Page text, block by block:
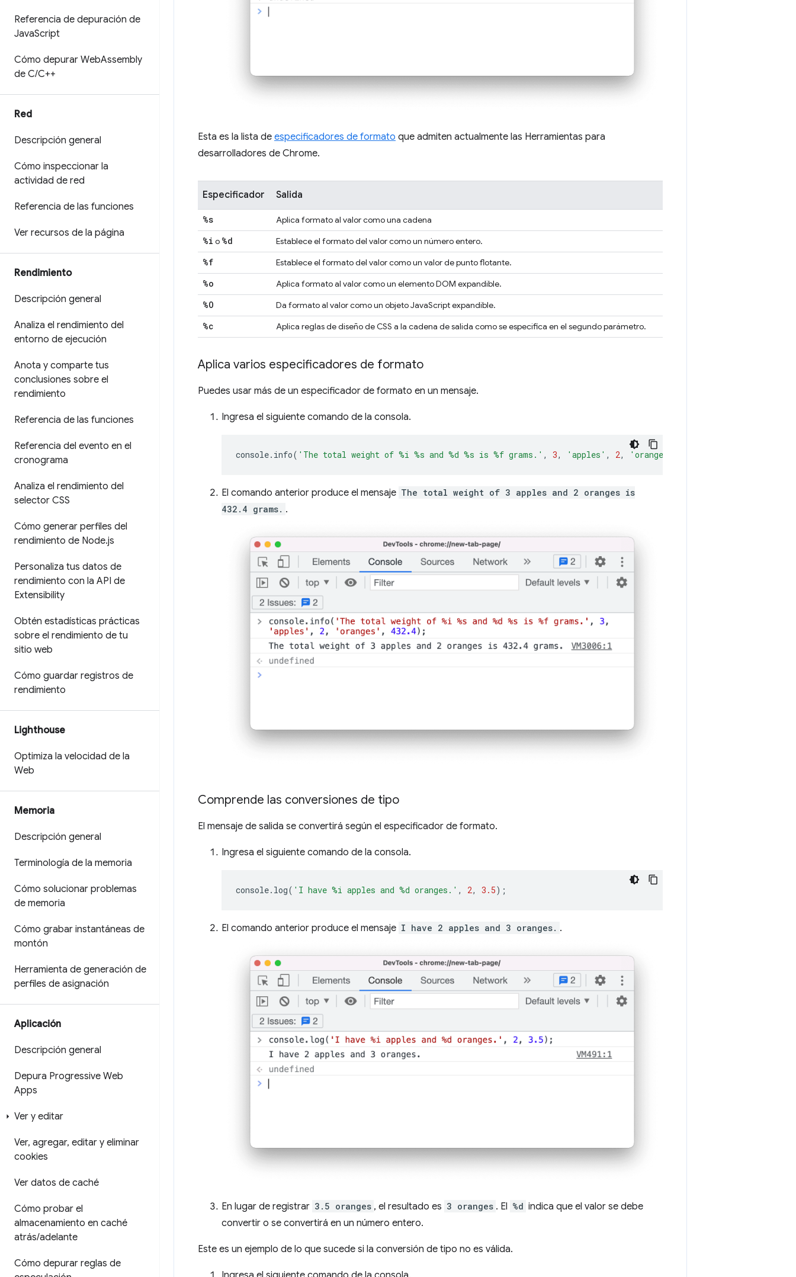
Referencia de depuración de
JavaScript
Cómo depurar WebAssembly
de C/C++
Red
Descripción general
Cómo inspeccionar la
actividad de red
Referencia de las funciones
Ver recursos de la página
Rendimiento
Descripción general
Analiza el rendimiento del
entorno de ejecución
Anota y comparte tus
conclusiones sobre el
rendimiento
Referencia de las funciones
Referencia del evento en el
cronograma
Analiza el rendimiento del
selector CSS
Cómo generar perfiles del
rendimiento de Node.js
Personaliza tus datos de
rendimiento con la API de
Extensibility
Obtén estadísticas prácticas
sobre el rendimiento de tu
sitio web
Cómo guardar registros de
rendimiento
Lighthouse
Optimiza la velocidad de la
Web
Memoria
Descripción general
Terminología de la memoria
Cómo solucionar problemas
de memoria
Cómo grabar instantáneas de
montón
Herramienta de generación de
perfiles de asignación
Aplicación
Descripción general
Depura Progressive Web
Apps
Ver y editar
Ver, agregar, editar y eliminar
cookies
Ver datos de caché
Cómo probar el
almacenamiento en caché
atrás/adelante
Cómo depurar reglas de
Esta es la lista de especificadores de formato que admiten actualmente las Herramientas para
desarrolladores de Chrome.
Especificador Salida
%s Aplica formato al valor como una cadena
%i o %d Establece el formato del valor como un número entero.
%f Establece el formato del valor como un valor de punto flotante.
%o Aplica formato al valor como un elemento DOM expandible.
%O Da formato al valor como un objeto JavaScript expandible.
%c Aplica reglas de diseño de CSS a la cadena de salida como se especifica en el segundo parámetro.
Aplica varios especificadores de formato
Puedes usar más de un especificador de formato en un mensaje.
Ingresa el siguiente comando de la consola.
console. info( 'The total weight of %i %s and %d %s is %f grams.' , 3, 'apples' , 2, 'oranges'
El comando anterior produce el mensaje The total weight of 3 apples and 2 oranges is
432.4 grams. .
Comprende las conversiones de tipo
El mensaje de salida se convertirá según el especificador de formato.
Ingresa el siguiente comando de la consola.
console. log( 'I have %i apples and %d oranges.' , 2, 3.5);
El comando anterior produce el mensaje I have 2 apples and 3 oranges. .
En lugar de registrar 3.5 oranges , el resultado es 3 oranges . El %d indica que el valor se debe
convertir o se convertirá en un número entero.
Este es un ejemplo de lo que sucede si la conversión de tipo no es válida.